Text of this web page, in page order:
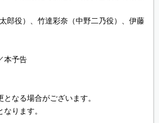
郎役）、竹達彩奈（中野二乃役）、伊藤
本予告
なる場合がございます。
ります。